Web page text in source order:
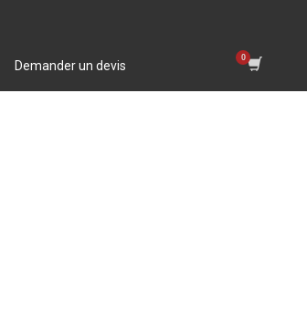
Demander un devis